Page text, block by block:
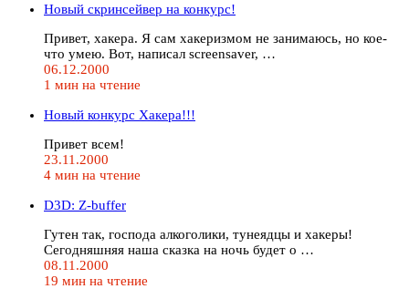
Новый скринсейвер на конкурс!
Привет, хакера. Я сам хакеризмом не занимаюсь, но кое-
что умею. Вот, написал screensaver, …
06.12.2000
1 мин на чтение
Новый конкурс Хакера!!!
Привет всем!
23.11.2000
4 мин на чтение
D3D: Z-buffer
Гутен так, господа алкоголики, тунеядцы и хакеры!
Сегодняшняя наша сказка на ночь будет о …
08.11.2000
19 мин на чтение